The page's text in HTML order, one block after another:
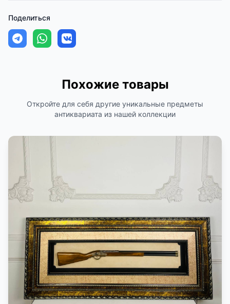
Поделиться
Похожие товары
Откройте для себя другие уникальные предметы
антиквариата из нашей коллекции